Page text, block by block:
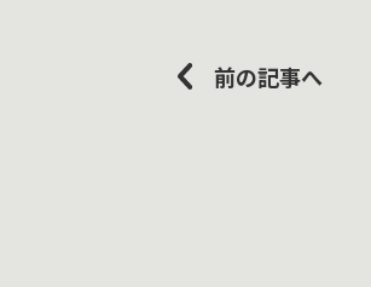
前の記事へ